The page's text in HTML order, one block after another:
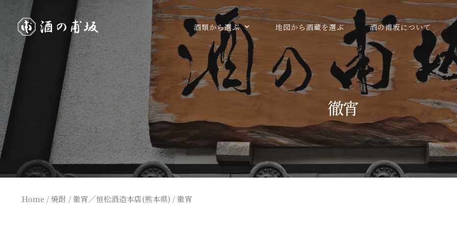
酒類から選ぶ 地図から酒蔵を選ぶ 酒の甫坂について
徹宵
Home /焼酎 / 徹宵／恒松酒造本店(熊本県) / 徹宵